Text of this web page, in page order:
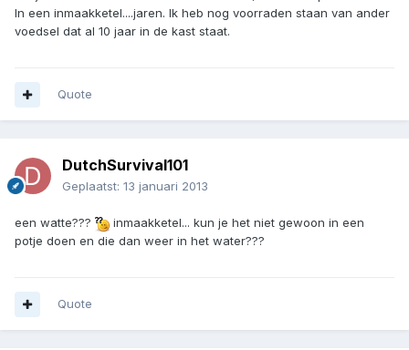
In een inmaakketel....jaren. Ik heb nog voorraden staan van ander
voedsel dat al 10 jaar in de kast staat.
Quote
DutchSurvival101
Geplaatst: 13 januari 2013
een watte???
inmaakketel... kun je het niet gewoon in een
potje doen en die dan weer in het water???
Quote